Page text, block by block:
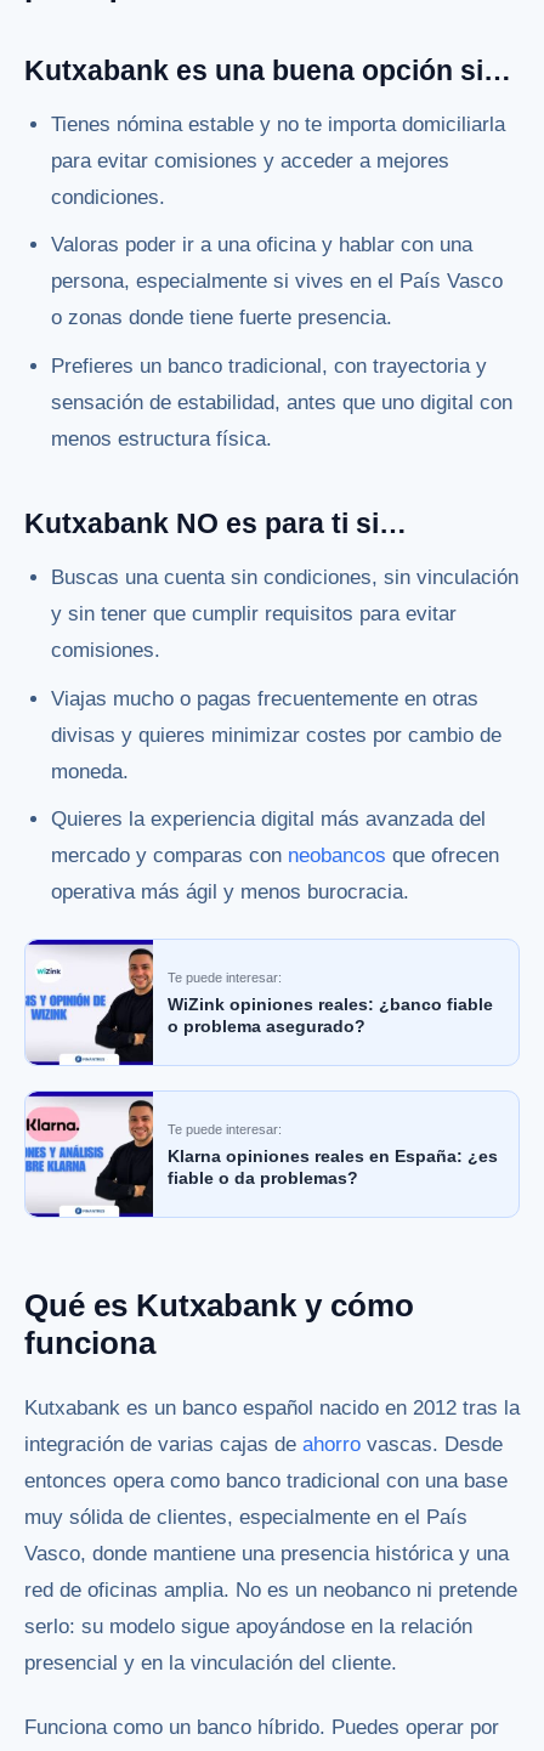
Kutxabank es una buena opción si…
Tienes nómina estable y no te importa domiciliarla
para evitar comisiones y acceder a mejores
condiciones.
Valoras poder ir a una oficina y hablar con una
persona, especialmente si vives en el País Vasco
o zonas donde tiene fuerte presencia.
Prefieres un banco tradicional, con trayectoria y
sensación de estabilidad, antes que uno digital con
menos estructura física.
Kutxabank NO es para ti si…
Buscas una cuenta sin condiciones, sin vinculación
y sin tener que cumplir requisitos para evitar
comisiones.
Viajas mucho o pagas frecuentemente en otras
divisas y quieres minimizar costes por cambio de
moneda.
Quieres la experiencia digital más avanzada del
mercado y comparas con neobancos que ofrecen
operativa más ágil y menos burocracia.
Te puede interesar:
WiZink opiniones reales: ¿banco fiable
o problema asegurado?
Te puede interesar:
Klarna opiniones reales en España: ¿es
fiable o da problemas?
Qué es Kutxabank y cómo
funciona
Kutxabank es un banco español nacido en 2012 tras la
integración de varias cajas de ahorro vascas. Desde
entonces opera como banco tradicional con una base
muy sólida de clientes, especialmente en el País
Vasco, donde mantiene una presencia histórica y una
red de oficinas amplia. No es un neobanco ni pretende
serlo: su modelo sigue apoyándose en la relación
presencial y en la vinculación del cliente.
Funciona como un banco híbrido. Puedes operar por